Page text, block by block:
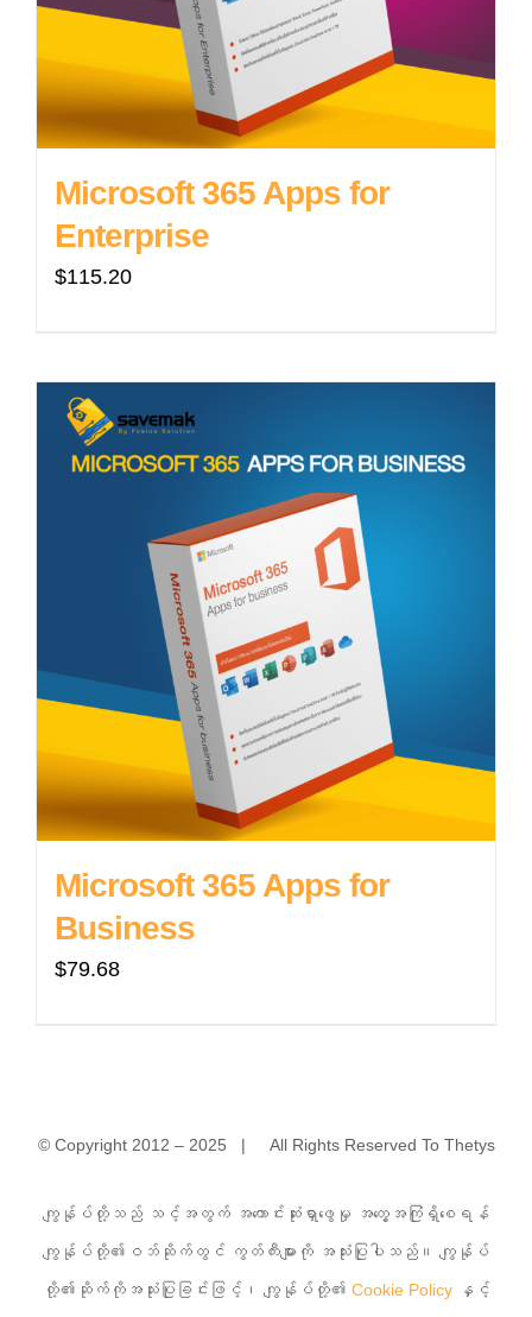
ကျွန်ုပ်တို့သည် သင့်အတွက် အကောင်းဆုံးရှာဖွေမှု အတွေ့အကြုံရှိစေရန်
ကျွန်ုပ်တို့၏ဝဘ်ဆိုက်တွင် ကွတ်ကီးများကို အသုံးပြုပါသည်။ ကျွန်ုပ်
တို့၏ဆိုက်ကိုအသုံးပြုခြင်းဖြင့်၊ ကျွန်ုပ်တို့၏ Cookie Policyနှင့်
Microsoft 365 Apps for
Enterprise
$115.20
Microsoft 365 Apps for
Business
$79.68
© Copyright 2012 – 2025 | All Rights Reserved To Thetys
၀၉ ၇၆၈၂၄၂၇၇၇